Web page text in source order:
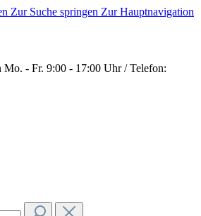
Zur Suche springen Zur Hauptnavigation
Mo. - Fr. 9:00 - 17:00 Uhr / Telefon: